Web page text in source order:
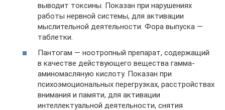
выводит токсины. Показан при нарушениях
работы нервной системы, для активации
мыслительной деятельности. Фора выпуска —
таблетки.
Пантогам — ноотропный препарат, содержащий
в качестве действующего вещества гамма-
аминомасляную кислоту. Показан при
психоэмоциональных перегрузках, расстройствах
внимания и памяти, для активации
интеллектуальной деятельности, снятия